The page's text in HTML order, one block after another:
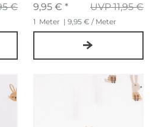
€
UVP 11,95 €
9,95 € *
1 Meter | 9,95 € / Meter